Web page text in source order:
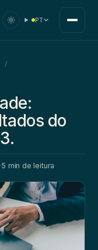
PT
/
do
·5 min de leitura